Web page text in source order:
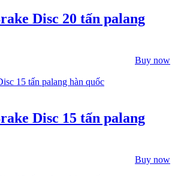
Disc 20 tấn palang
Buy now
Disc 15 tấn palang
Buy now